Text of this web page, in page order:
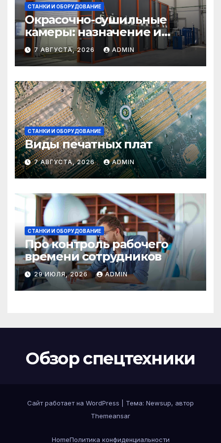
СТАНКИ И ОБОРУДОВАНИЕ
Окрасочно-сушильные
камеры: назначение и
области применения
7 АВГУСТА, 2026 ADMIN
СТАНКИ И ОБОРУДОВАНИЕ
Виды печатных плат
7 АВГУСТА, 2026 ADMIN
СТАНКИ И ОБОРУДОВАНИЕ
Про контроль рабочего
времени сотрудников
29 ИЮЛЯ, 2026 ADMIN
Обзор спецтехники
Сайт работает на WordPress
Тема: Newsup, автор
Themeansar
HomeПолитика конфиденциальности